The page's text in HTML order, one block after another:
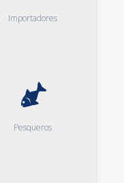
Importadores
Pesqueros